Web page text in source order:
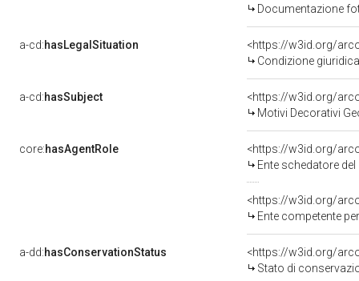
Documentazione
a-cd:hasLegalSituation
Condizione
a-cd:hasSubject
<https://w3id.org/
Motivi Decorativi
core:hasAgentRole
<https://w3id.org/
Ente schedatore
<https://w3id.org/
Ente competente per tutela del bene 1500066364:
a-dd:hasConservationStatus
<https://w3id.org/
Stato di